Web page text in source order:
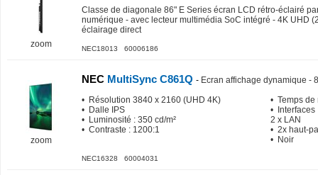
zoom
Classe de diagonale 86" E Series écran LCD rétro-éclairé
numérique - avec lecteur multimédia SoC intégré - 4K UHD
éclairage direct
NEC18013 60006186
zoom
NEC MultiSync C861Q - Ecran affichage dynamique -
• Résolution 3840 x 2160 (UHD 4K)
• Dalle IPS
• Luminosité : 350 cd/m²
• Contraste : 1200:1
• Temps de
• Interfaces
2 x LAN
• 2x haut-
• Noir
NEC16328 60004031